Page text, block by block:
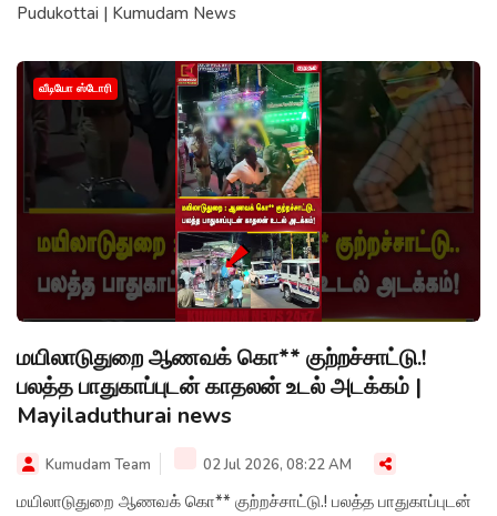
Pudukottai | Kumudam News
வீடியோ ஸ்டோரி
மயிலாடுதுறை ஆணவக் கொ** குற்றச்சாட்டு.!
பலத்த பாதுகாப்புடன் காதலன் உடல் அடக்கம் |
Mayiladuthurai news
Kumudam Team 02 Jul 2026, 08:22 AM
மயிலாடுதுறை ஆணவக் கொ** குற்றச்சாட்டு.! பலத்த பாதுகாப்புடன்